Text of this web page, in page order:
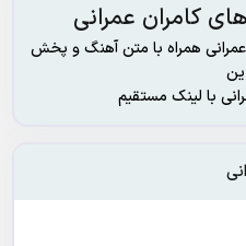
همراه با متن آهنگ و پخش
با لینک مستقیم